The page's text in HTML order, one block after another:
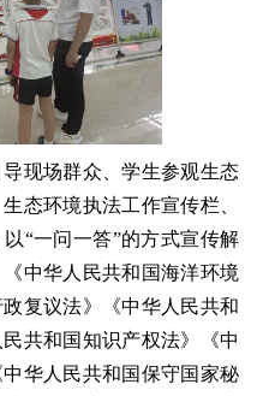
现场群众、学生参观生态
态环境执法工作宣传栏、
“一问一答”的方式宣传解
中华人民共和国海洋环境
复议法》《中华人民共和
共和国知识产权法》《中
华人民共和国保守国家秘